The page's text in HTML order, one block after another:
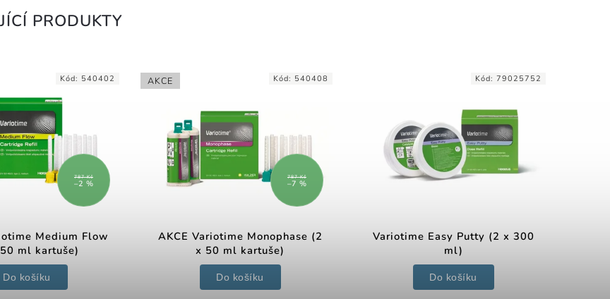
PRODUKTY
787 Kč
–2 %
Medium Flow
ml kartuše)
Do košíku
Kód: 540402 AKCE
787 Kč
–7 %
AKCE Variotime Monophase (2
x 50 ml kartuše)
Do košíku
Kód: 540408
Variotime Easy Putty (2 x 300
ml)
Do košíku
Kód: 79025752